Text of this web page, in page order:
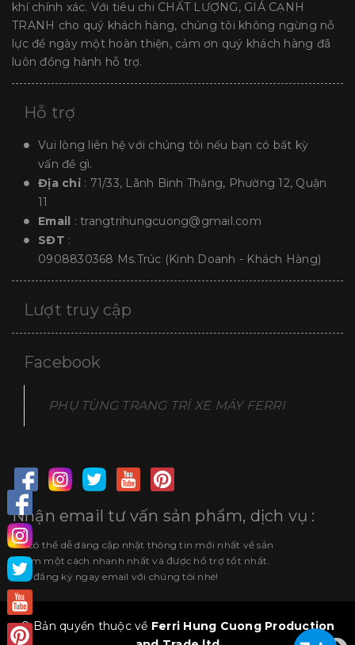
khí chính xác. Với tiêu chi CHẤT LƯỢNG, GIÁ CẠNH
TRANH cho quý khách hàng, chúng tôi không ngừng nỗ
lực để ngày một hoàn thiện, cảm ơn quý khách hàng đã
luôn đồng hành hỗ trợ.
Hỗ trợ
Vui lòng liên hệ với chúng tôi nếu bạn có bất kỳ
vấn đề gì.
Địa chỉ : 71/33, Lãnh Binh Thăng, Phường 12, Quận
11
Email : trangtrihungcuong@gmail.com
SĐT :
0908830368 Ms.Trúc (Kinh Doanh - Khách Hàng)
Lượt truy cập
Facebook
PHỤ TÙNG TRANG TRÍ XE MÁY FERRI
Nhận email tư vấn sản phẩm, dịch vụ :
Để có thể dễ dàng cập nhật thông tin mới nhất về sản
phẩm một cách nhanh nhất và được hổ trợ tốt nhất.
Hãy đăng ký ngay email với chúng tôi nhé!
© Bản quyền thuộc về Ferri Hung Cuong Production